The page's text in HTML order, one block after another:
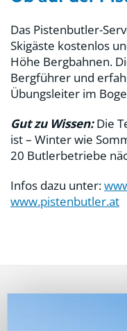
Das Pistenbutler-
Skigäste kostenlos
Höhe Bergbahnen.
Bergführer und
Übungsleiter im
Gut zu Wissen:Die
ist – Winter wie
20 Butlerbetriebe
Infos dazu unter:
www.pistenbutler.at